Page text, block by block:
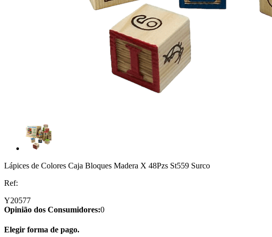
Lápices de Colores Caja Bloques Madera X 48Pzs St559 Surco
Ref:
Y20577
Opinião dos Consumidores:0
Elegir forma de pago.